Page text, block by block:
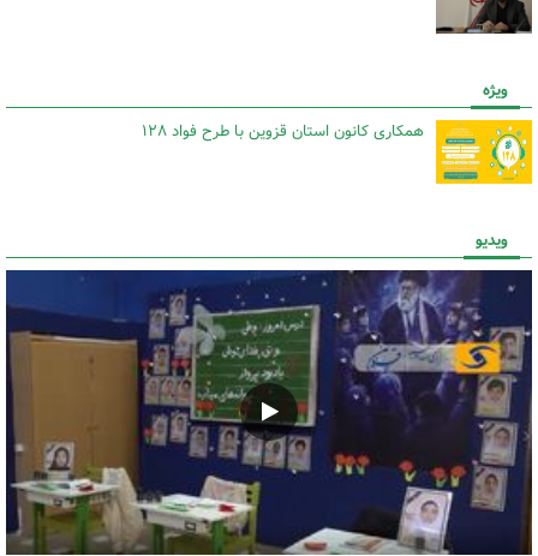
ویژه
همکاری کانون استان قزوین با طرح فواد ۱۲۸
ویدیو